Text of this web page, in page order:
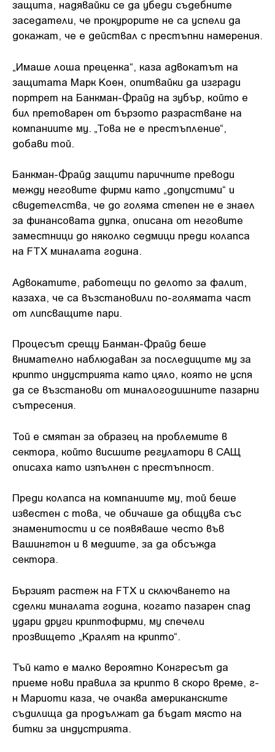
защита, надявайки се да убеди съдебните
заседатели, че прокурорите не са успели да
докажат, че е действал с престъпни намерения.
„Имаше лоша преценка“, каза адвокатът на
защитата Марк Коен, опитвайки да изгради
портрет на Банкман-Фрайд на зубър, който е
бил претоварен от бързото разрастване на
компаниите му. „Това не е престъпление“,
добави той.
Банкман-Фрайд защити паричните преводи
между неговите фирми като „допустими“ и
свидетелства, че до голяма степен не е знаел
за финансовата дупка, описана от неговите
заместници до няколко седмици преди колапса
на FTX миналата година.
Адвокатите, работещи по делото за фалит,
казаха, че са възстановили по-голямата част
от липсващите пари.
Процесът срещу Банман-Фрайд беше
внимателно наблюдаван за последиците му за
крипто индустрията като цяло, която не успя
да се възстанови от миналогодишните пазарни
сътресения.
Той е смятан за образец на проблемите в
сектора, който висшите регулатори в САЩ
описаха като изпълнен с престъпност.
Преди колапса на компаниите му, той беше
известен с това, че обичаше да общува със
знаменитости и се появяваше често във
Вашингтон и в медиите, за да обсъжда
сектора.
Бързият растеж на FTX и сключването на
сделки миналата година, когато пазарен спад
удари други криптофирми, му спечели
прозвището „Кралят на крипто“.
Тъй като е малко вероятно Конгресът да
приеме нови правила за крипто в скоро време, г-
н Мариоти каза, че очаква американските
съдилища да продължат да бъдат място на
битки за индустрията.